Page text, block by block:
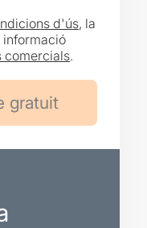
d'ús, la
informació
comercials.